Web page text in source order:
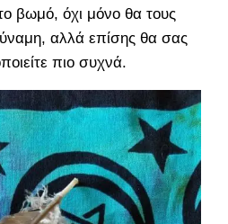
βωμό, όχι μόνο θα τους
αλλά επίσης θα σας
πιο συχνά.